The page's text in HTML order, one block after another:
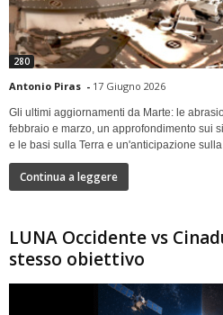
280
Antonio Piras - 17 Giugno 2026
Gli ultimi aggiornamenti da Marte: le
febbraio e marzo, un approfondimento sui
e le basi sulla Terra e un'anticipazione
Continua a leggere
LUNA Occidente vs
stesso obiettivo